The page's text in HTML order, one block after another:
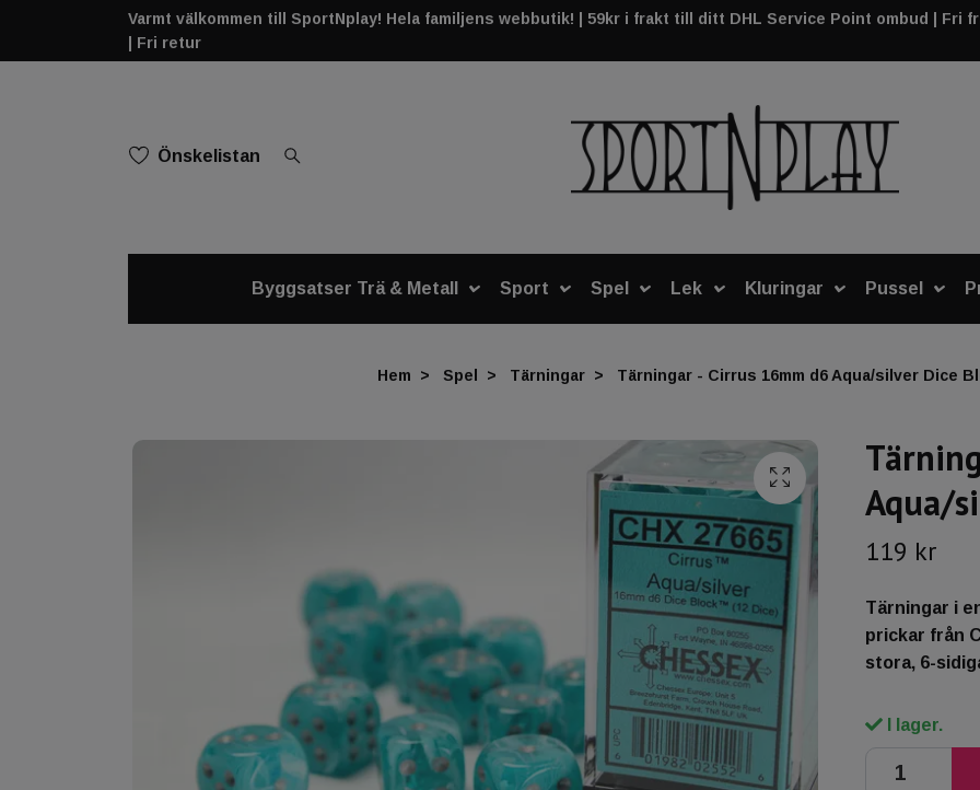
Varmt välkommen till SportNplay! Hela familjens webbutik! | 59kr i frakt till ditt DHL Service Point ombud | Fri
| Fri retur
Önskelistan
Byggsatser Trä & Metall Sport Spel Lek Kluringar Pussel
Hem Spel Tärningar Tärningar - Cirrus 16mm d6 Aqua/silver Dice
Aqua/
119 kr
Tärningar i
prickar från
stora, 6-
I lager.